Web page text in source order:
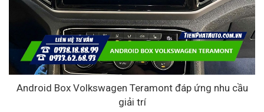
Android Box Volkswagen Teramont đáp ứng nhu cầu
giải trí